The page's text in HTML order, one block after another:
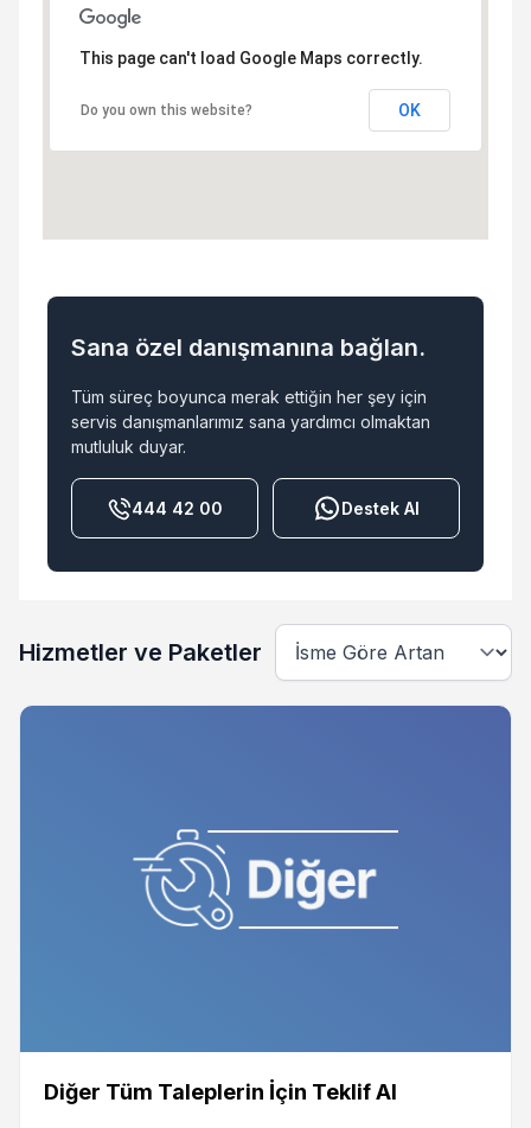
This page can't load Google Maps correctly.
Do you own this website? OK
Sana özel danışmanına bağlan.
Tüm süreç boyunca merak ettiğin her şey için
servis danışmanlarımız sana yardımcı olmaktan
mutluluk duyar.
444 42 00 Destek Al
Hizmetler ve Paketler
Diğer Tüm Taleplerin İçin Teklif Al